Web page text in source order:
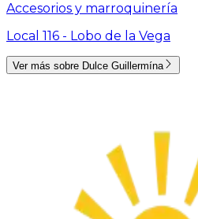
Accesorios y marroquinería
Local 116 - Lobo de la Vega
Ver más sobre Dulce Guillermína